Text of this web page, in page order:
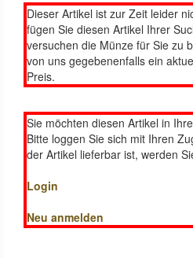
Dieser Artikel ist zur Zeit leider
fügen Sie diesen Artikel Ihrer
versuchen die Münze für Sie zu
von uns gegebenenfalls ein
Preis.
Sie möchten diesen Artikel in
Bitte loggen Sie sich mit Ihren
der Artikel lieferbar ist, werden
Login
Neu anmelden